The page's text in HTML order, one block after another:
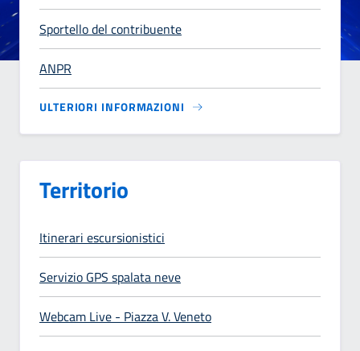
Sportello del contribuente
ANPR
ULTERIORI INFORMAZIONI
Territorio
Itinerari escursionistici
Servizio GPS spalata neve
Webcam Live - Piazza V. Veneto